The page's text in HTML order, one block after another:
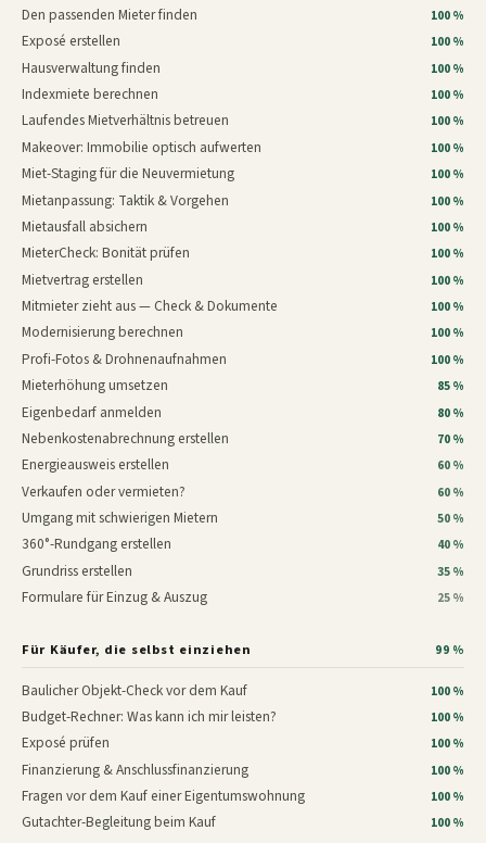
Den passenden Mieter finden 100 %
Exposé erstellen 100 %
Hausverwaltung finden 100 %
Indexmiete berechnen 100 %
Laufendes Mietverhältnis betreuen 100 %
Makeover: Immobilie optisch aufwerten 100 %
Miet-Staging für die Neuvermietung 100 %
Mietanpassung: Taktik & Vorgehen 100 %
Mietausfall absichern 100 %
MieterCheck: Bonität prüfen 100 %
Mietvertrag erstellen 100 %
Mitmieter zieht aus — Check & Dokumente 100 %
Modernisierung berechnen 100 %
Profi-Fotos & Drohnenaufnahmen 100 %
Mieterhöhung umsetzen 85 %
Eigenbedarf anmelden 80 %
Nebenkostenabrechnung erstellen 70 %
Energieausweis erstellen 60 %
Verkaufen oder vermieten? 60 %
Umgang mit schwierigen Mietern 50 %
360°-Rundgang erstellen 40 %
Grundriss erstellen 35 %
Formulare für Einzug & Auszug 25 %
Für Käufer, die selbst einziehen 99 %
Baulicher Objekt-Check vor dem Kauf 100 %
Budget-Rechner: Was kann ich mir leisten? 100 %
Exposé prüfen 100 %
Finanzierung & Anschlussfinanzierung 100 %
Fragen vor dem Kauf einer Eigentumswohnung 100 %
Gutachter-Begleitung beim Kauf 100 %